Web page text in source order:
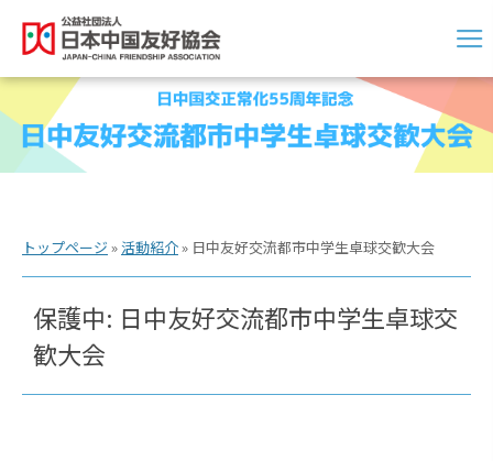
トップページ »活動紹介» 日中友好交流都市中学生卓球交歓大会
保護中: 日中友好交流都市中学生卓球交
歓大会